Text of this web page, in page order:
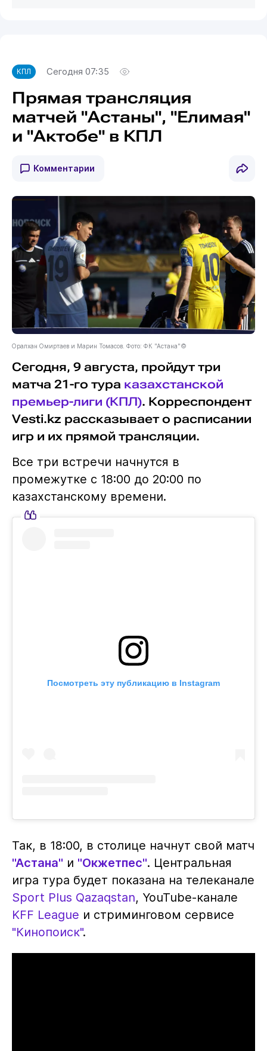
КПЛ Сегодня 07:35
Прямая трансляция
матчей "Астаны", "Елимая"
и "Актобе" в КПЛ
Комментарии
Оралхан Омиртаев и Марин Томасов. Фото: ФК "Астана"©
Сегодня, 9 августа, пройдут три
матча 21-го тура казахстанской
премьер-лиги (КПЛ). Корреспондент
Vesti.kz рассказывает о расписании
игр и их прямой трансляции.
Все три встречи начнутся в
промежутке с 18:00 до 20:00 по
казахстанскому времени.
Посмотреть эту публикацию в Instagram
Так, в 18:00, в столице начнут свой матч
"Астана" и "Окжетпес". Центральная
игра тура будет показана на телеканале
Sport Plus Qazaqstan, YouTube-канале
KFF League и стриминговом сервисе
"Кинопоиск".